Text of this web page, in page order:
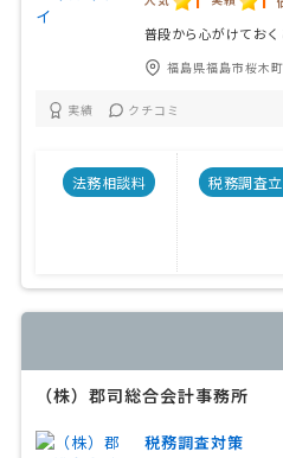
普段から心がけておく
福島県福島市桜木
実績 クチコミ
法務相談料 税務調査
（株）郡司総合会計事務所
税務調査対策